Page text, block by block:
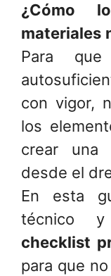
¿Cómo
materiales
Para
con vigor,
los
crear una
desde el
En esta
técnico
checklist
para que